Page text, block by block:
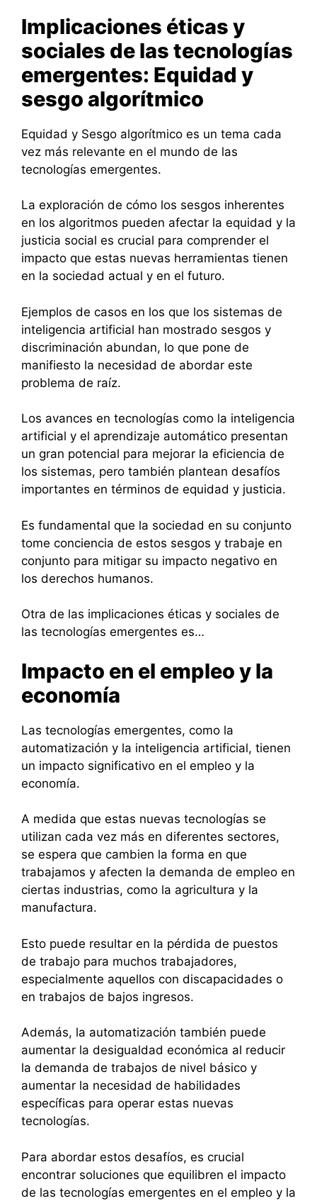
Implicaciones éticas y
sociales de las tecnologías
emergentes: Equidad y
sesgo algorítmico
Equidad y Sesgo algorítmico es un tema cada
vez más relevante en el mundo de las
tecnologías emergentes.
La exploración de cómo los sesgos inherentes
en los algoritmos pueden afectar la equidad y la
justicia social es crucial para comprender el
impacto que estas nuevas herramientas tienen
en la sociedad actual y en el futuro.
Ejemplos de casos en los que los sistemas de
inteligencia artificial han mostrado sesgos y
discriminación abundan, lo que pone de
manifiesto la necesidad de abordar este
problema de raíz.
Los avances en tecnologías como la inteligencia
artificial y el aprendizaje automático presentan
un gran potencial para mejorar la eficiencia de
los sistemas, pero también plantean desafíos
importantes en términos de equidad y justicia.
Es fundamental que la sociedad en su conjunto
tome conciencia de estos sesgos y trabaje en
conjunto para mitigar su impacto negativo en
los derechos humanos.
Otra de las implicaciones éticas y sociales de
las tecnologías emergentes es…
Impacto en el empleo y la
economía
Las tecnologías emergentes, como la
automatización y la inteligencia artificial, tienen
un impacto significativo en el empleo y la
economía.
A medida que estas nuevas tecnologías se
utilizan cada vez más en diferentes sectores,
se espera que cambien la forma en que
trabajamos y afecten la demanda de empleo en
ciertas industrias, como la agricultura y la
manufactura.
Esto puede resultar en la pérdida de puestos
de trabajo para muchos trabajadores,
especialmente aquellos con discapacidades o
en trabajos de bajos ingresos.
Además, la automatización también puede
aumentar la desigualdad económica al reducir
la demanda de trabajos de nivel básico y
aumentar la necesidad de habilidades
específicas para operar estas nuevas
tecnologías.
Para abordar estos desafíos, es crucial
encontrar soluciones que equilibren el impacto
de las tecnologías emergentes en el empleo y la